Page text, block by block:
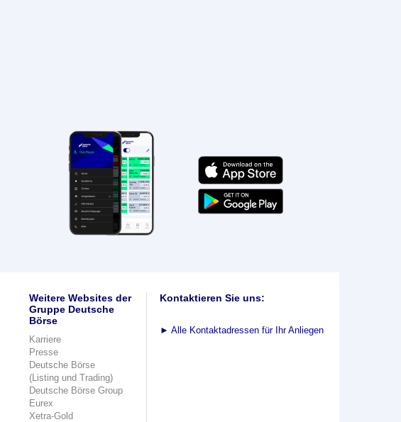
Weitere Websites der
Gruppe Deutsche
Börse
Karriere
Presse
Deutsche Börse
(Listing und Trading)
Deutsche Börse Group
Eurex
Xetra-Gold
Kontaktieren Sie uns:
► Alle Kontaktadressen für Ihr Anliegen